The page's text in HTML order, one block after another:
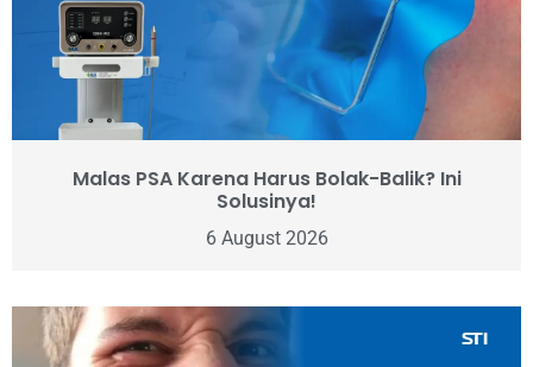
Malas PSA Karena Harus Bolak-Balik? Ini
Solusinya!
6 August 2026